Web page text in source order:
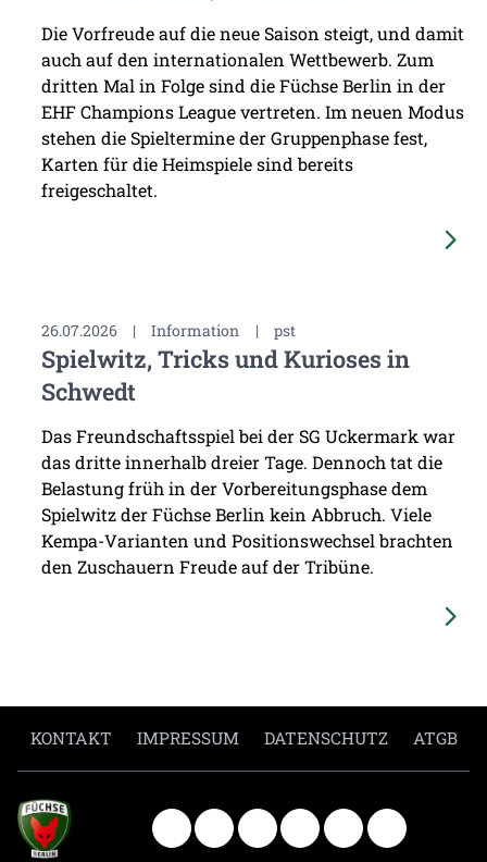
Die Vorfreude auf die neue Saison steigt, und damit
auch auf den internationalen Wettbewerb. Zum
dritten Mal in Folge sind die Füchse Berlin in der
EHF Champions League vertreten. Im neuen Modus
stehen die Spieltermine der Gruppenphase fest,
Karten für die Heimspiele sind bereits
freigeschaltet.
26.07.2026 | Information | pst
Spielwitz, Tricks und Kurioses in
Schwedt
Das Freundschaftsspiel bei der SG Uckermark war
das dritte innerhalb dreier Tage. Dennoch tat die
Belastung früh in der Vorbereitungsphase dem
Spielwitz der Füchse Berlin kein Abbruch. Viele
Kempa-Varianten und Positionswechsel brachten
den Zuschauern Freude auf der Tribüne.
KONTAKT IMPRESSUM DATENSCHUTZ ATGB